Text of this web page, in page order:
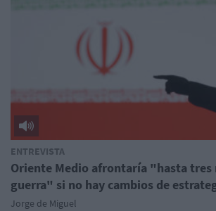
ENTREVISTA
Oriente Medio afrontaría "hasta tres
guerra" si no hay cambios de
Jorge de Miguel